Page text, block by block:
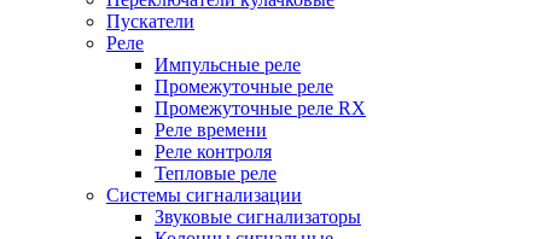
Пускатели
Реле
Импульсные реле
Промежуточные реле
Промежуточные реле RX
Реле времени
Реле контроля
Тепловые реле
Системы сигнализации
Звуковые сигнализаторы